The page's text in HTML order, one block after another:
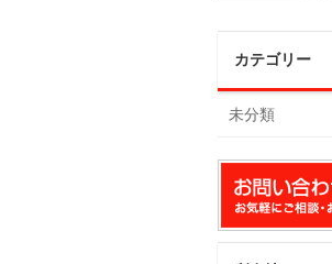
カテゴリー
未分類